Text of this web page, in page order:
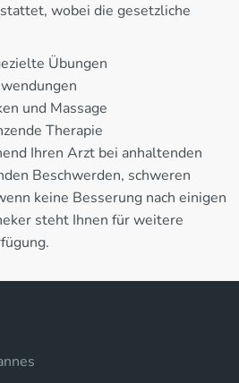
wobei die gesetzliche
Übungen
und Massage
Therapie
Ihren Arzt bei anhaltenden
Beschwerden, schweren
keine Besserung nach einigen
steht Ihnen für weitere